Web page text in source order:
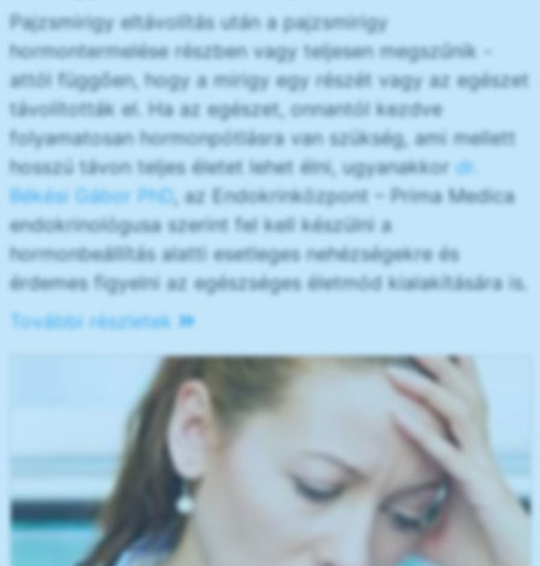
Pajzsmirigy eltávolítás után a pajzsmirigy
hormontermelése részben vagy teljesen megszűnik -
attól függően, hogy a mirigy egy részét vagy az egészet
távolították el. Ha az egészet, onnantól kezdve
folyamatosan hormonpótlásra van szükség, ami mellett
hosszú távon teljes életet lehet élni, ugyanakkor dr.
Békési Gábor PhD
, az Endokrinközpont – Prima Medica
endokrinológusa szerint fel kell készülni a
hormonbeállítás alatti esetleges nehézségekre és
érdemes figyelni az egészséges életmód kialakítására is.
További részletek